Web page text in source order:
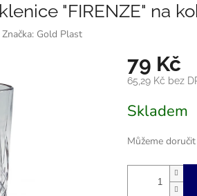
"FIRENZE" na
Značka: Gold Plast
79 Kč
65,29 Kč bez
cena:
Skladem
Můžeme